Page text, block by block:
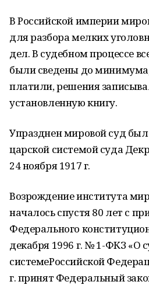
В Российской империи
для разбора мелких
дел. В судебном процессе
были сведены до
платили, решения
установленную книгу.
Упразднен мировой суд был
царской системой суда
24 ноября 1917 г.
Возрождение института
началось спустя 80 лет с
Федерального
декабря 1996 г. № 1-ФКЗ «О
системеРоссийской
г. принят Федеральный